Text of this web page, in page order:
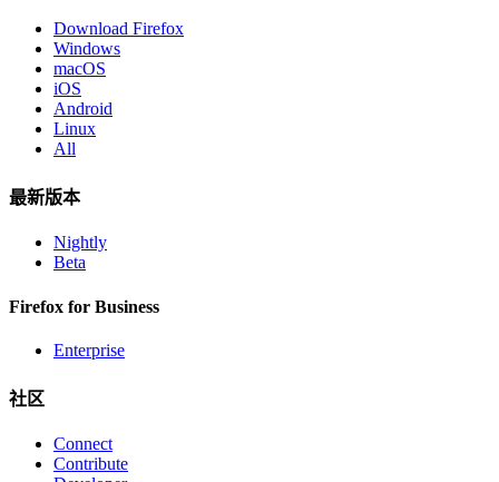
Download Firefox
Windows
macOS
iOS
Android
Linux
All
最新版本
Nightly
Beta
Firefox for Business
Enterprise
社区
Connect
Contribute